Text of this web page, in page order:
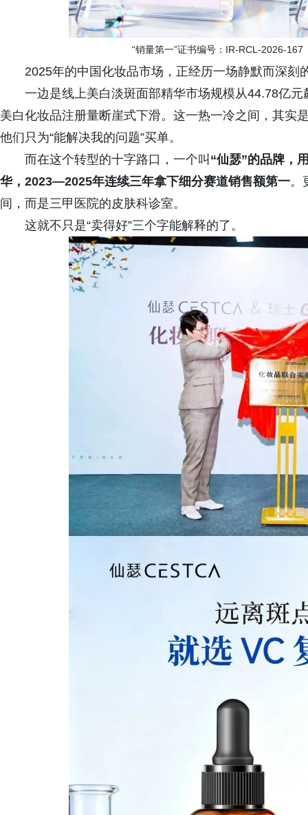
“销量第一”证书编号：IR-RCL-2026-
2025年的中国化妆品市场，正经历一场静默而深刻
一边是线上美白淡斑面部精华市场规模从44.78亿
美白化妆品注册量断崖式下滑。这一热一冷之间，其实
他们只为“能解决我的问题”买单。
而在这个转型的十字路口，一个叫 “仙瑟”的品牌，
华，2023—2025年连续三年拿下细分赛道销售额第一。
间，而是三甲医院的皮肤科诊室。
这就不只是“卖得好”三个字能解释的了。